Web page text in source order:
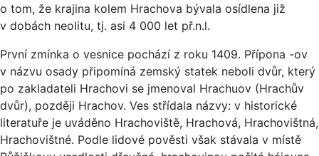
o tom, že krajina kolem Hrachova bývala osídlena již
v dobách neolitu, tj. asi 4 000 let př.n.l.
První zmínka o vesnice pochází z roku 1409. Přípona -ov
v názvu osady připomíná zemský statek neboli dvůr, který
po zakladateli Hrachovi se jmenoval Hrachuov (Hrachův
dvůr), později Hrachov. Ves střídala názvy: v historické
literatuře je uváděno Hrachoviště, Hrachová, Hrachovištná,
Hrachovištné. Podle lidové pověsti však stávala v místě